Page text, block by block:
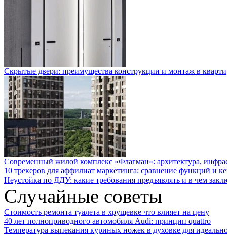
Скрытые двери: преимущества конструкции и монтаж в
Современный жилой комплекс «Флагман»: архитектура,
10 трекеров для аффилиат маркетинга: сравнение функций и
Неустойка по ДДУ: какие требования предъявлять и в чем
Случайные советы
Стоимость ремонта туалета в хрущевке что влияет на цену
40 лет полноприводного автомобиля Audi: принцип quattro
Температура выпекания куриных ножек в духовке для